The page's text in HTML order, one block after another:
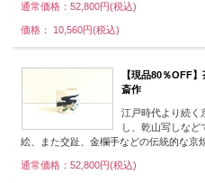
通常価格：52,800円(税込)
価格： 10,560円(税込)
【現品80％OFF
斎作
江戸時代より続く
し、乾山写しなど
絵、また交趾、金欄手などの伝統的な京
通常価格：52,800円(税込)